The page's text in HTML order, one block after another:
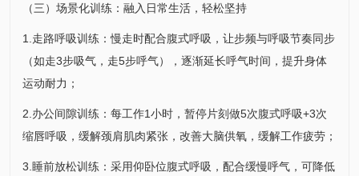
（三）场景化训练：融入日常生活，轻松坚持
1.走路呼吸训练：慢走时配合腹式呼吸，让步频与呼吸节奏同步
（如走3步吸气，走5步呼气），逐渐延长呼气时间，提升身体
运动耐力；
2.办公间隙训练：每工作1小时，暂停片刻做5次腹式呼吸+3次
缩唇呼吸，缓解颈肩肌肉紧张，改善大脑供氧，缓解工作疲劳；
3.睡前放松训练：采用仰卧位腹式呼吸，配合缓慢呼气，可降低